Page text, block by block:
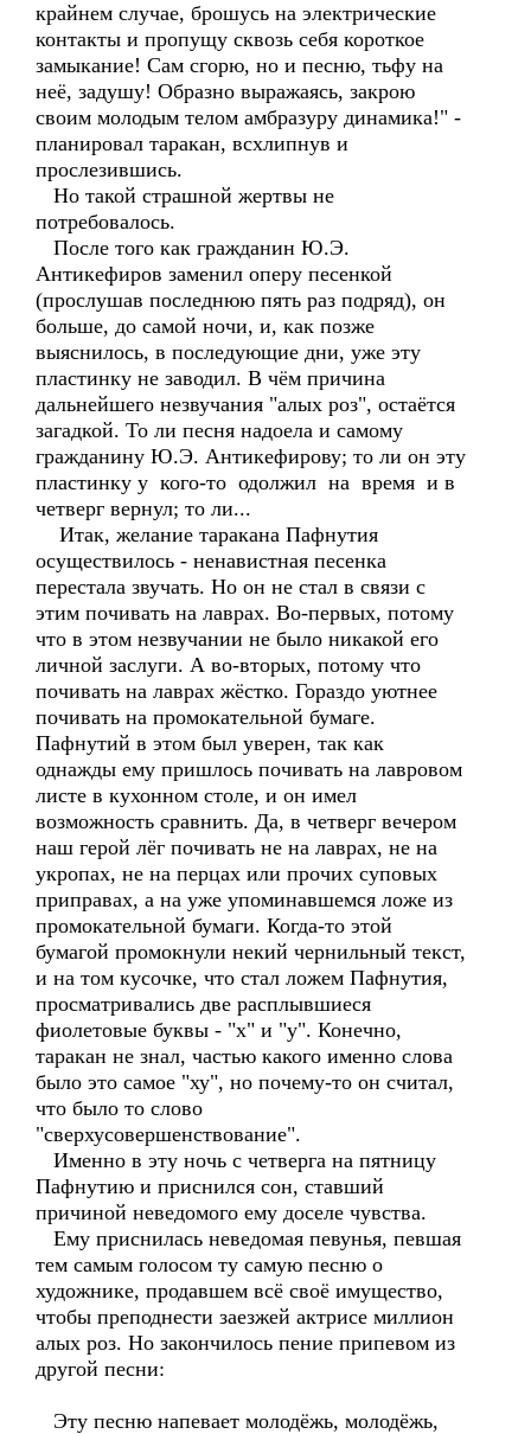
крайнем случае, брошусь на электрические
контакты и пропущу сквозь себя короткое
замыкание! Сам сгорю, но и песню, тьфу на
неё, задушу! Образно выражаясь, закрою
своим молодым телом амбразуру динамика!" -
планировал таракан, всхлипнув и
прослезившись.
Но такой страшной жертвы не
потребовалось.
После того как гражданин Ю.Э.
Антикефиров заменил оперу песенкой
(прослушав последнюю пять раз подряд), он
больше, до самой ночи, и, как позже
выяснилось, в последующие дни, уже эту
пластинку не заводил. В чём причина
дальнейшего незвучания "алых роз", остаётся
загадкой. То ли песня надоела и самому
гражданину Ю.Э. Антикефирову; то ли он эту
пластинку у кого-то одолжил на время и в
четверг вернул; то ли...
Итак, желание таракана Пафнутия
осуществилось - ненавистная песенка
перестала звучать. Но он не стал в связи с
этим почивать на лаврах. Во-первых, потому
что в этом незвучании не было никакой его
личной заслуги. А во-вторых, потому что
почивать на лаврах жёстко. Гораздо уютнее
почивать на промокательной бумаге.
Пафнутий в этом был уверен, так как
однажды ему пришлось почивать на лавровом
листе в кухонном столе, и он имел
возможность сравнить. Да, в четверг вечером
наш герой лёг почивать не на лаврах, не на
укропах, не на перцах или прочих суповых
приправах, а на уже упоминавшемся ложе из
промокательной бумаги. Когда-то этой
бумагой промокнули некий чернильный текст,
и на том кусочке, что стал ложем Пафнутия,
просматривались две расплывшиеся
фиолетовые буквы - "х" и "у". Конечно,
таракан не знал, частью какого именно слова
было это самое "ху", но почему-то он считал,
что было то слово
"сверхусовершенствование".
Именно в эту ночь с четверга на пятницу
Пафнутию и приснился сон, ставший
причиной неведомого ему доселе чувства.
Ему приснилась неведомая певунья, певшая
тем самым голосом ту самую песню о
художнике, продавшем всё своё имущество,
чтобы преподнести заезжей актрисе миллион
алых роз. Но закончилось пение припевом из
другой песни:
Эту песню напевает молодёжь, молодёжь,